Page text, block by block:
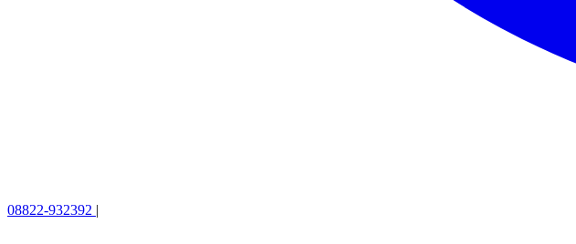
08822-932392 |